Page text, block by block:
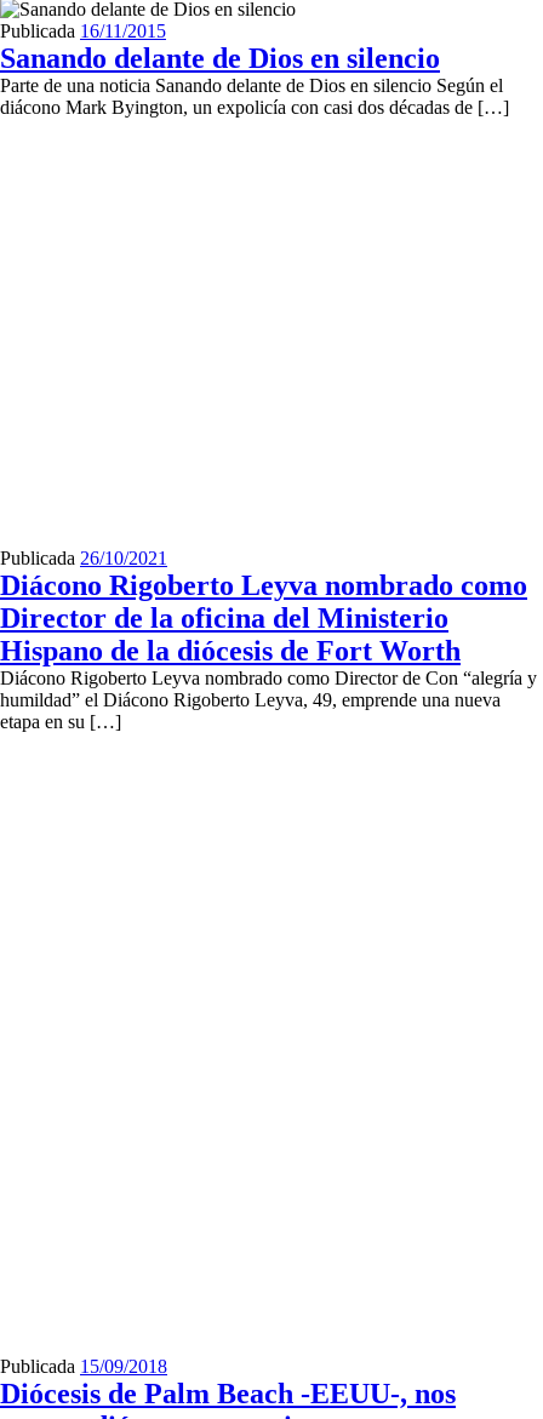
Publicada 16/11/2015
Sanando delante de Dios en silencio
Parte de una noticia Sanando delante de Dios en silencio Según el
diácono Mark Byington, un expolicía con casi dos décadas de […]
Publicada 26/10/2021
Diácono Rigoberto Leyva nombrado como
Director de la oficina del Ministerio
Hispano de la diócesis de Fort Worth
Diácono Rigoberto Leyva nombrado como Director de Con “alegría y
humildad” el Diácono Rigoberto Leyva, 49, emprende una nueva
etapa en su […]
Publicada 15/09/2018
Diócesis de Palm Beach -EEUU-, nos